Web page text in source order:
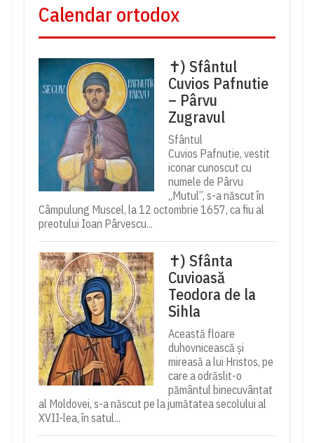
Calendar ortodox
✝) Sfântul
Cuvios Pafnutie
– Pârvu
Zugravul
Sfântul
Cuvios Pafnutie, vestit
iconar cunoscut cu
numele de Pârvu
„Mutul”, s-a născut în
Câmpulung Muscel, la 12 octombrie 1657, ca fiu al
preotului Ioan Pârvescu...
✝) Sfânta
Cuvioasă
Teodora de la
Sihla
Această floare
duhovnicească și
mireasă a lui Hristos, pe
care a odrăslit-o
pământul binecuvântat
al Moldovei, s-a născut pe la jumătatea secolului al
XVII-lea, în satul...